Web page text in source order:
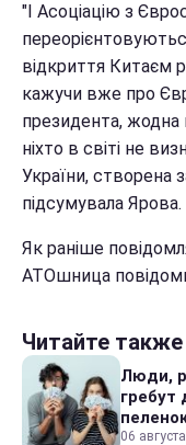
"І Асоціацію з
відкриття Китаєм
кажучи вже про
президента, жодна
ніхто в світі не
України, створена
підсумувала Ярова.
Як раніше
АТОшница
Читайте также
Люди,
гребут
06